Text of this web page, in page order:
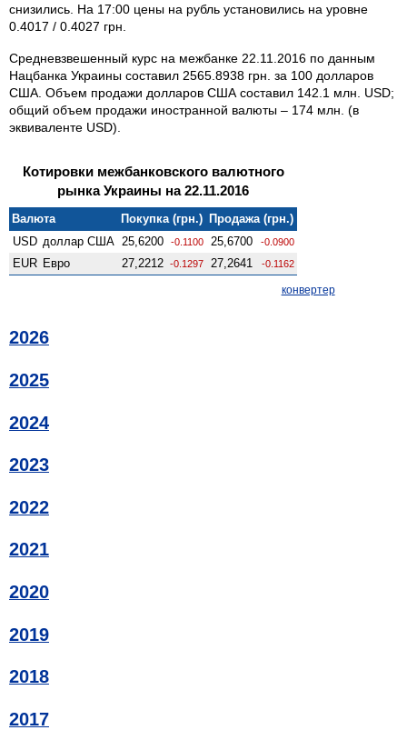
снизились. На 17:00 цены на рубль установились на уровне
0.4017 / 0.4027 грн.
Средневзвешенный курс на межбанке 22.11.2016 по данным
Нацбанка Украины составил 2565.8938 грн. за 100 долларов
США. Объем продажи долларов США составил 142.1 млн. USD;
общий объем продажи иностранной валюты – 174 млн. (в
эквиваленте USD).
Котировки межбанковского валютного
рынка Украины на 22.11.2016
Валюта Покупка (грн.) Продажа (грн.)
USD доллар США 25,6200 -0.1100 25,6700 -0.0900
EUR Евро 27,2212 -0.1297 27,2641 -0.1162
конвертер
2026
2025
2024
2023
2022
2021
2020
2019
2018
2017